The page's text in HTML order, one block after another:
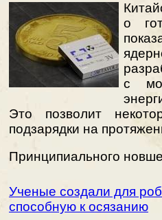
о
с
Это позволит
подзарядки на
Принципиального
Ученые создали для
способную к осязанию